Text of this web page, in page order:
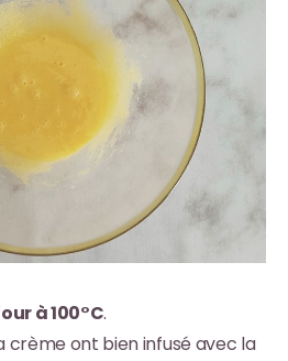
à 100°C.
crème ont bien infusé avec la